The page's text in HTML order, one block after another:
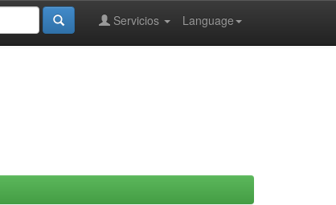
Language
Servicios